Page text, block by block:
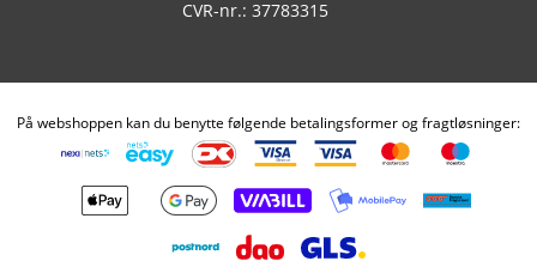
CVR-nr.: 37783315
På webshoppen kan du benytte følgende betalingsformer og fragtløsninger: